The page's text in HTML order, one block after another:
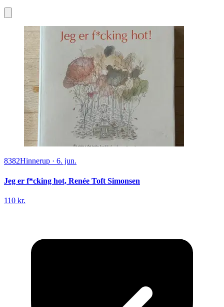
8382Hinnerup · 6. jun.
Jeg er f*cking hot, Renée Toft Simonsen
110 kr.